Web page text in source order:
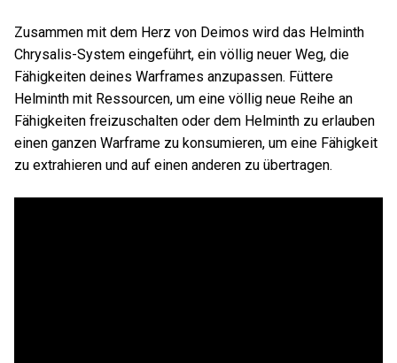
Zusammen mit dem Herz von Deimos wird das Helminth
Chrysalis-System eingeführt, ein völlig neuer Weg, die
Fähigkeiten deines Warframes anzupassen. Füttere
Helminth mit Ressourcen, um eine völlig neue Reihe an
Fähigkeiten freizuschalten oder dem Helminth zu erlauben
einen ganzen Warframe zu konsumieren, um eine Fähigkeit
zu extrahieren und auf einen anderen zu übertragen.